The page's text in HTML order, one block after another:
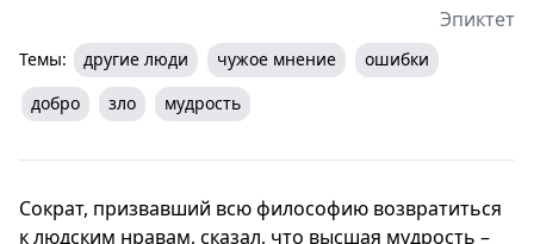
Эпиктет
Темы: другие люди чужое мнение
ошибки
добро
зло мудрость
Сократ, призвавший всю философию возвратиться
к людским нравам, сказал, что высшая мудрость –